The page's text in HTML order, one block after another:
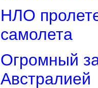
НЛО
самолета
Огромный
Австралией